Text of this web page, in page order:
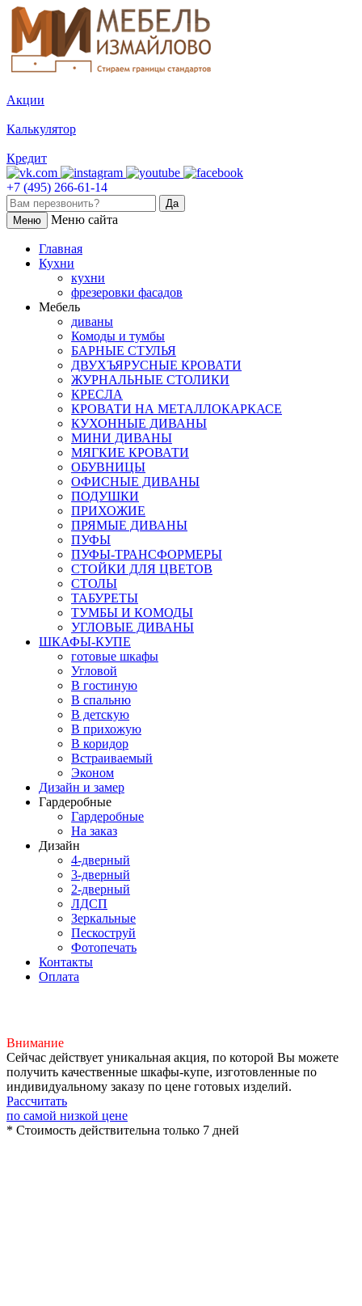
Акции
Калькулятор
Кредит
+7 (495) 266-61-14
Меню Меню сайта
Главная
Кухни
кухни
фрезеровки фасадов
Мебель
диваны
Комоды и тумбы
БАРНЫЕ СТУЛЬЯ
ДВУХЪЯРУСНЫЕ КРОВАТИ
ЖУРНАЛЬНЫЕ СТОЛИКИ
КРЕСЛА
КРОВАТИ НА МЕТАЛЛОКАРКАСЕ
КУХОННЫЕ ДИВАНЫ
МИНИ ДИВАНЫ
МЯГКИЕ КРОВАТИ
ОБУВНИЦЫ
ОФИСНЫЕ ДИВАНЫ
ПОДУШКИ
ПРИХОЖИЕ
ПРЯМЫЕ ДИВАНЫ
ПУФЫ
ПУФЫ-ТРАНСФОРМЕРЫ
СТОЙКИ ДЛЯ ЦВЕТОВ
СТОЛЫ
ТАБУРЕТЫ
ТУМБЫ И КОМОДЫ
УГЛОВЫЕ ДИВАНЫ
ШКАФЫ-КУПЕ
готовые шкафы
Угловой
В гостиную
В спальню
В детскую
В прихожую
В коридор
Встраиваемый
Эконом
Дизайн и замер
Гардеробные
Гардеробные
На заказ
Дизайн
4-дверный
3-дверный
2-дверный
ЛДСП
Зеркальные
Пескоструй
Фотопечать
Контакты
Оплата
Внимание
Сейчас действует уникальная акция, по которой Вы можете
получить качественные шкафы-купе, изготовленные по
индивидуальному заказу по цене готовых изделий.
Рассчитать
по самой низкой цене
* Стоимость действительна только 7 дней